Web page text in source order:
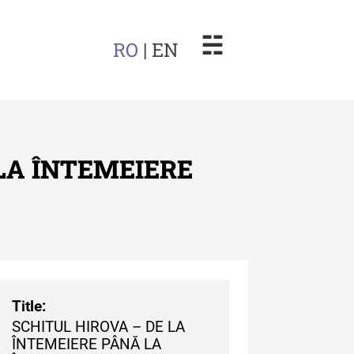
RO | EN ☵
Moldovei - XXII / 2022
Muzeului Etnografic
ÎNTEMEIERE
Title:
SCHITUL HIROVA – DE LA
ÎNTEMEIERE PÂNĂ LA